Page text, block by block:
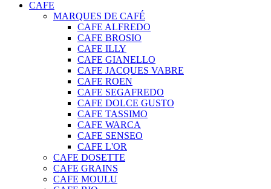
CAFE
MARQUES DE CAFÉ
CAFE ALFREDO
CAFE BROSIO
CAFE ILLY
CAFE GIANELLO
CAFE JACQUES VABRE
CAFE ROEN
CAFE SEGAFREDO
CAFE DOLCE GUSTO
CAFE TASSIMO
CAFE WARCA
CAFE SENSEO
CAFE L'OR
CAFE DOSETTE
CAFE GRAINS
CAFE MOULU